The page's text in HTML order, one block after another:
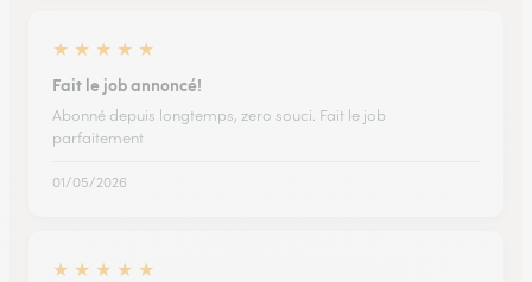
★ ★ ★ ★ ★
Fait le job annoncé!
Abonné depuis longtemps, zero souci. Fait le job
parfaitement
01/05/2026
★ ★ ★ ★ ★